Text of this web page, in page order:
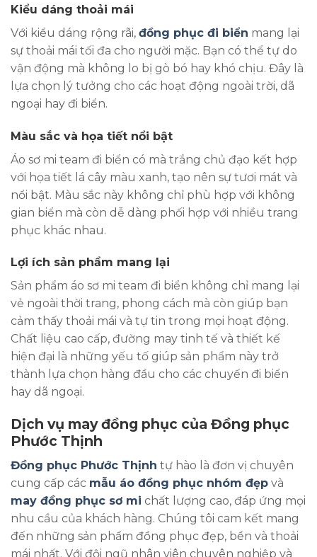
Kiểu dáng thoải mái
Với kiểu dáng rộng rãi, đồng phục đi biển mang lại
sự thoải mái tối đa cho người mặc. Bạn có thể tự do
vận động mà không lo bị gò bó hay khó chịu. Đây là
lựa chọn lý tưởng cho các hoạt động ngoài trời, dã
ngoại hay đi biển.
Màu sắc và họa tiết nổi bật
Áo sơ mi team đi biển có mà trắng chủ đạo kết hợp
với họa tiết lá cây màu xanh, tạo nên sự tươi mát và
nổi bật. Màu sắc này không chỉ phù hợp với không
gian biển mà còn dễ dàng phối hợp với nhiều trang
phục khác nhau.
Lợi ích sản phẩm mang lại
Sản phẩm áo sơ mi team đi biển không chỉ mang lại
vẻ ngoài thời trang, phong cách mà còn giúp bạn
cảm thấy thoải mái và tự tin trong mọi hoạt động.
Chất liệu cao cấp, đường may tinh tế và thiết kế
hiện đại là những yếu tố giúp sản phẩm này trở
thành lựa chọn hàng đầu cho các chuyến đi biển
hay dã ngoại.
Dịch vụ may đồng phục của Đồng phục
Phước Thịnh
Đồng phục Phước Thịnh tự hào là đơn vị chuyên
cung cấp các mẫu áo đồng phục nhóm đẹp và
may đồng phục sơ mi chất lượng cao, đáp ứng mọi
nhu cầu của khách hàng. Chúng tôi cam kết mang
đến những sản phẩm đồng phục đẹp, bền và thoải
mái nhất. Với đội ngũ nhân viên chuyên nghiệp và